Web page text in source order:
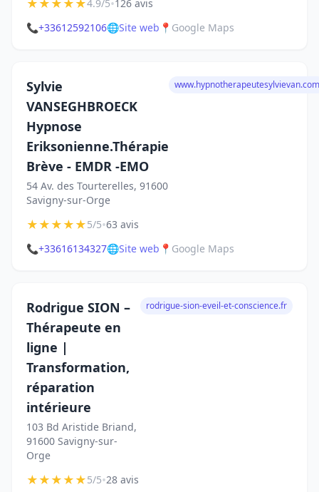
★★★★★4.9/5•126 avis
📞+33612592106🌐Site web 📍 Google Maps
Sylvie
VANSEGHBROECK
Hypnose
Eriksonienne.Thérapie
Brève - EMDR -EMO
54 Av. des Tourterelles, 91600
Savigny-sur-Orge
www.hypnotherapeutesylvievan.com
★★★★★5/5•63 avis
📞+33616134327🌐Site web 📍 Google Maps
Rodrigue SION –
Thérapeute en
ligne |
Transformation,
réparation
intérieure
103 Bd Aristide Briand,
91600 Savigny-sur-
Orge
rodrigue-sion-eveil-et-conscience.fr
★★★★★5/5•28 avis